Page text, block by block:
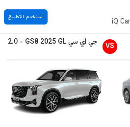
استخدم التطبيق
VS جي أي سي GS8 2025 GL
-
2.0